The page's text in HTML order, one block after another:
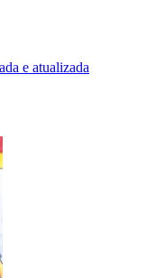
e atualizada